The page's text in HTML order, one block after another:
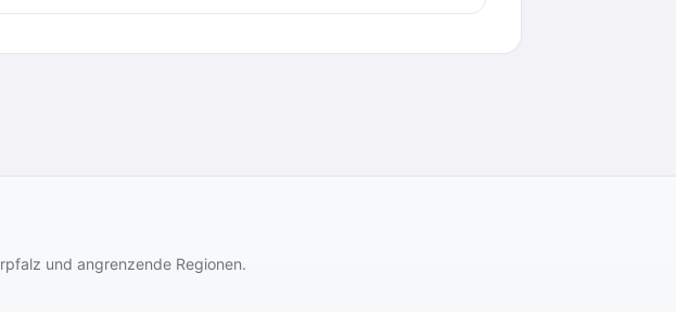
und angrenzende Regionen.